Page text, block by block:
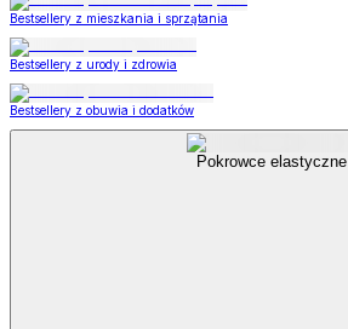
Bestsellery z mieszkania i sprzątania
Bestsellery z urody i zdrowia
Bestsellery z obuwia i dodatków
Pokrowce elastyczne